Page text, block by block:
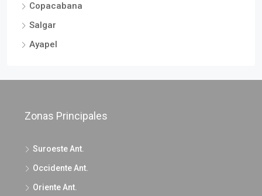
Copacabana
Salgar
Ayapel
Zonas Principales
Suroeste Ant.
Occidente Ant.
Oriente Ant.